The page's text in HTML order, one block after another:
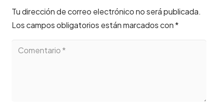
Tu dirección de correo electrónico no será publicada.
Los campos obligatorios están marcados con*